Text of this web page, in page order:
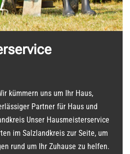
kümmern uns um Ihr Haus,
Partner für Haus und
Unser Hausmeisterservice
im Salzlandkreis zur Seite, um
rund um Ihr Zuhause zu helfen.